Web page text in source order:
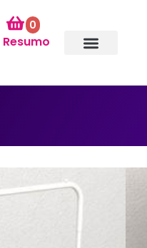
0
Resumo